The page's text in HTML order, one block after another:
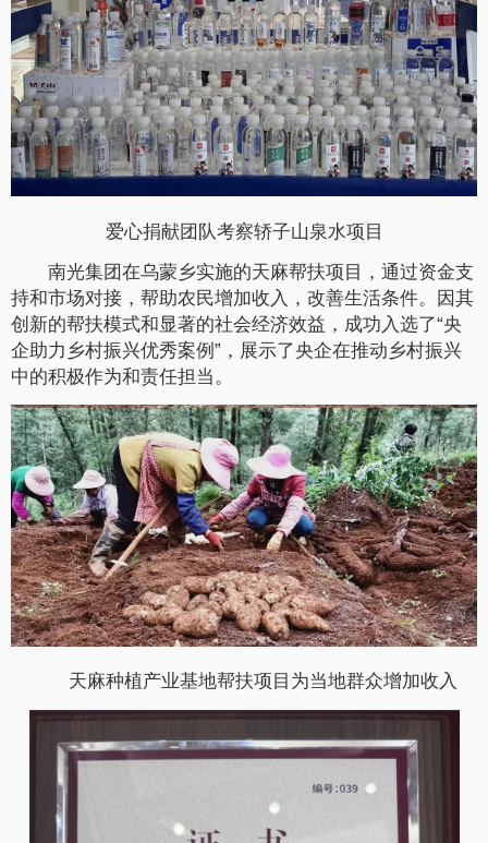
爱心捐献团队考察轿子山泉水项目
南光集团在乌蒙乡实施的天麻帮扶项目，通过资金支
持和市场对接，帮助农民增加收入，改善生活条件。因其
创新的帮扶模式和显著的社会经济效益，成功入选了“央
企助力乡村振兴优秀案例”，展示了央企在推动乡村振兴
中的积极作为和责任担当。
天麻种植产业基地帮扶项目为当地群众增加收入